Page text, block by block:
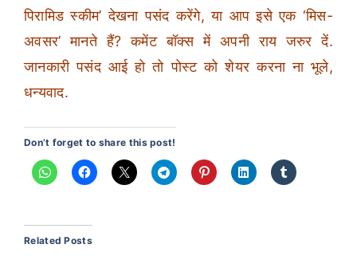
पिरामिड स्कीम’ देखना पसंद करेंगे, या आप इसे एक ‘मिस-
अवसर’ मानते हैं? कमेंट बॉक्स में अपनी राय जरुर दें.
जानकारी पसंद आई हो तो पोस्ट को शेयर करना ना भूले,
धन्यवाद.
Don’t forget to share this post!
Related Posts